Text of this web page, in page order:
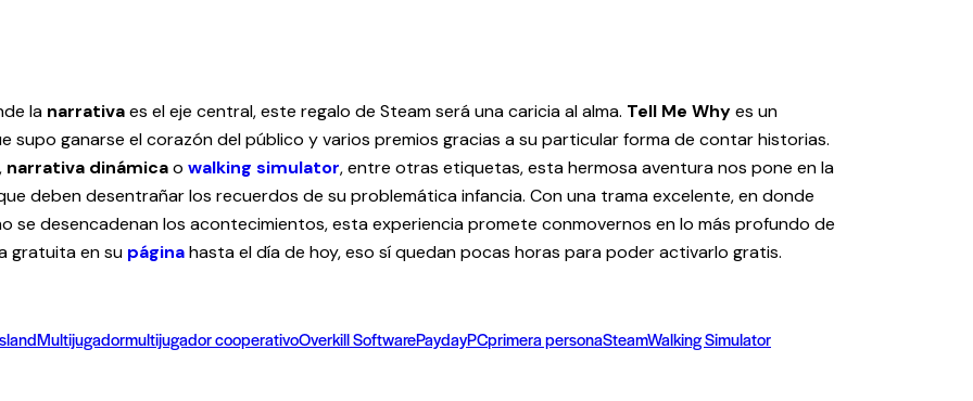
la narrativaes el eje central, este regalo de Steam será una caricia al alma. Tell Me Whyes un
supo ganarse el corazón del público y varios premios gracias a su particular forma de contar historias.
, narrativa dinámicao walking simulator, entre otras etiquetas, esta hermosa aventura nos pone en la
deben desentrañar los recuerdos de su problemática infancia. Con una trama excelente, en donde
se desencadenan los acontecimientos, esta experiencia promete conmovernos en lo más profundo de
gratuita en su páginahasta el día de hoy, eso sí quedan pocas horas para poder activarlo gratis.
Multijugadormultijugador cooperativoOverkill SoftwarePaydayPCprimera personaSteamWalking Simulator